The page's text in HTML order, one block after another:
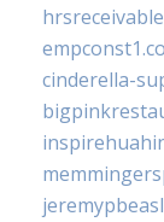
cinderella-